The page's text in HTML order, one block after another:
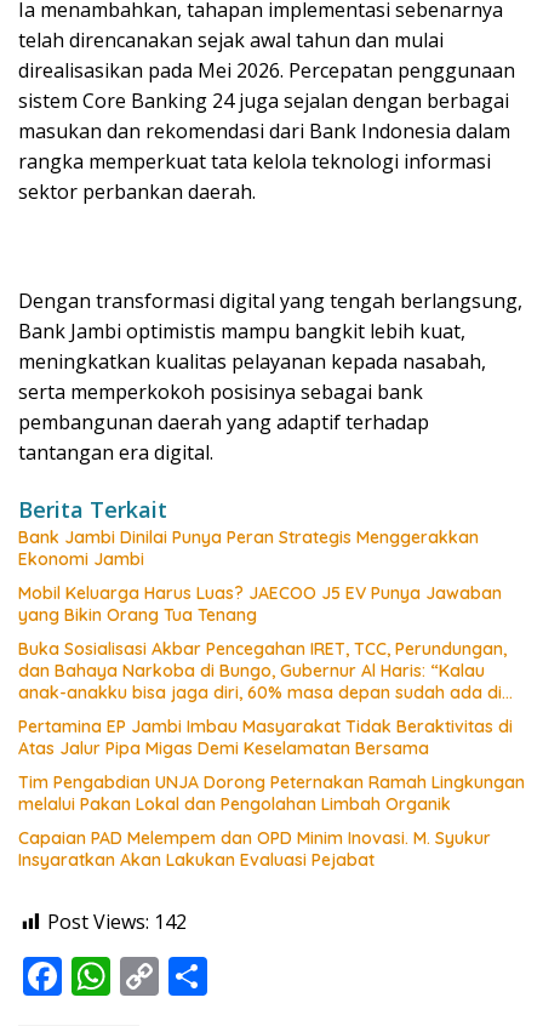
Ia menambahkan, tahapan implementasi sebenarnya
telah direncanakan sejak awal tahun dan mulai
direalisasikan pada Mei 2026. Percepatan penggunaan
sistem Core Banking 24 juga sejalan dengan berbagai
masukan dan rekomendasi dari Bank Indonesia dalam
rangka memperkuat tata kelola teknologi informasi
sektor perbankan daerah.
Dengan transformasi digital yang tengah berlangsung,
Bank Jambi optimistis mampu bangkit lebih kuat,
meningkatkan kualitas pelayanan kepada nasabah,
serta memperkokoh posisinya sebagai bank
pembangunan daerah yang adaptif terhadap
tantangan era digital.
Berita Terkait
Bank Jambi Dinilai Punya Peran Strategis Menggerakkan
Ekonomi Jambi
Mobil Keluarga Harus Luas? JAECOO J5 EV Punya Jawaban
yang Bikin Orang Tua Tenang
Buka Sosialisasi Akbar Pencegahan IRET, TCC, Perundungan,
dan Bahaya Narkoba di Bungo, Gubernur Al Haris: “Kalau
anak-anakku bisa jaga diri, 60% masa depan sudah ada di
Pertamina EP Jambi Imbau Masyarakat Tidak Beraktivitas di
Atas Jalur Pipa Migas Demi Keselamatan Bersama
Tim Pengabdian UNJA Dorong Peternakan Ramah Lingkungan
melalui Pakan Lokal dan Pengolahan Limbah Organik
Capaian PAD Melempem dan OPD Minim Inovasi. M. Syukur
Insyaratkan Akan Lakukan Evaluasi Pejabat
Post Views: 142
F W C